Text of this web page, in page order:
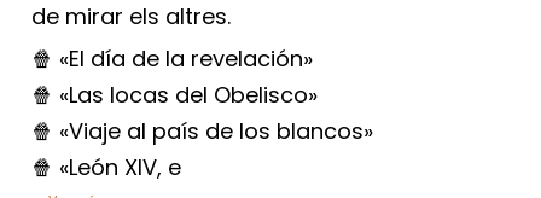
de mirar els altres.
🍿 «El día de la revelación»
🍿 «Las locas del Obelisco»
🍿 «Viaje al país de los blancos»
🍿 «León XIV, e